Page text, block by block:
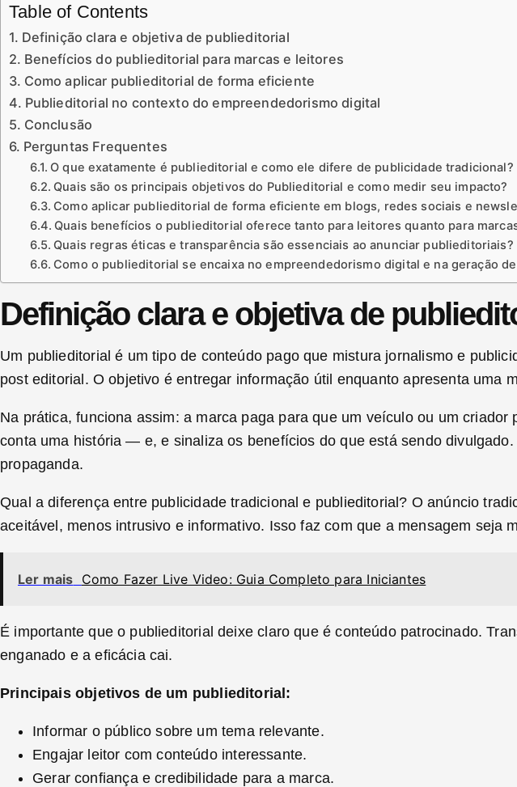
Table of Contents
Definição clara e objetiva de publieditorial
Benefícios do publieditorial para marcas e leitores
Como aplicar publieditorial de forma eficiente
Publieditorial no contexto do empreendedorismo digital
Conclusão
Perguntas Frequentes
O que exatamente é publieditorial e como ele difere de publicidade tradicional?
Quais são os principais objetivos do Publieditorial e como medir seu impacto?
Como aplicar publieditorial de forma eficiente em blogs, redes sociais e
Quais benefícios o publieditorial oferece tanto para leitores quanto para
Quais regras éticas e transparência são essenciais ao anunciar publieditoriais?
Como o publieditorial se encaixa no empreendedorismo digital e na geração
Definição clara e objetiva de
Um publieditorial é um tipo de conteúdo pago que mistura jornalismo e
post editorial. O objetivo é entregar informação útil enquanto apresenta uma
Na prática, funciona assim: a marca paga para que um veículo ou um
conta uma história — e, e sinaliza os benefícios do que está sendo
propaganda.
Qual a diferença entre publicidade tradicional e publieditorial? O anúncio
aceitável, menos intrusivo e informativo. Isso faz com que a mensagem seja
Ler mais Como Fazer Live Video: Guia Completo para Iniciantes
É importante que o publieditorial deixe claro que é conteúdo patrocinado.
enganado e a eficácia cai.
Principais objetivos de um publieditorial:
Informar o público sobre um tema relevante.
Engajar leitor com conteúdo interessante.
Gerar confiança e credibilidade para a marca.